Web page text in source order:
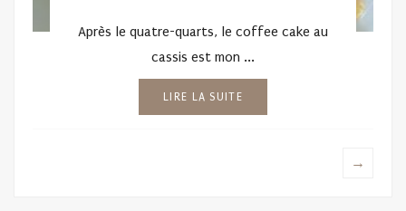
Après le quatre-quarts, le coffee cake au
cassis est mon ...
LIRE LA SUITE
→